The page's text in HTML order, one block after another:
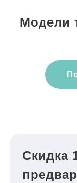
Модели
Скидка